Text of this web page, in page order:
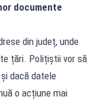
documente
din județ, unde
țări. Polițiștii vor să
dacă datele
o acțiune mai